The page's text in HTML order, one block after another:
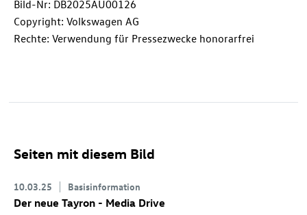
Bild-Nr: DB2025AU00126
Copyright: Volkswagen AG
Rechte: Verwendung für Pressezwecke honorarfrei
Seiten mit diesem Bild
10.03.25 Basisinformation
Der neue Tayron - Media Drive